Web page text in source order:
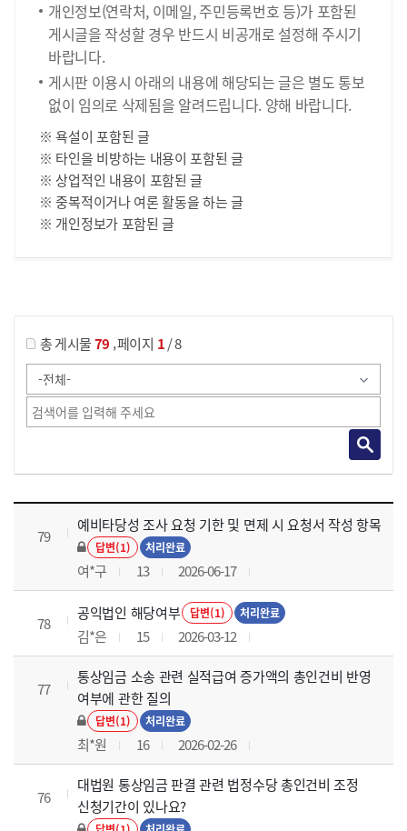
개인정보(연락처, 이메일, 주민등록번호 등)가 포함된
게시글을 작성할 경우 반드시 비공개로 설정해 주시기
바랍니다.
게시판 이용시 아래의 내용에 해당되는 글은 별도 통보
없이 임의로 삭제됨을 알려드립니다. 양해 바랍니다.
※ 욕설이 포함된 글
※ 타인을 비방하는 내용이 포함된 글
※ 상업적인 내용이 포함된 글
※ 중복적이거나 여론 활동을 하는 글
※ 개인정보가 포함된 글
총 게시물79 ,페이지 1/ 8
Q&A 목록 으로 번호, 제목, 작성자, 조회수, 등록 일로 나열 되고 있습니다.
79
예비타당성 조사 요청 기한 및 면제 시 요청서 작성 항목
답변(1) 처리완료
여*구 13 2026-06-17
78
공익법인 해당여부 답변(1) 처리완료
김*은 15 2026-03-12
77
통상임금 소송 관련 실적급여 증가액의 총인건비 반영
여부에 관한 질의
답변(1) 처리완료
최*원 16 2026-02-26
76
대법원 통상임금 판결 관련 법정수당 총인건비 조정
신청기간이 있나요?